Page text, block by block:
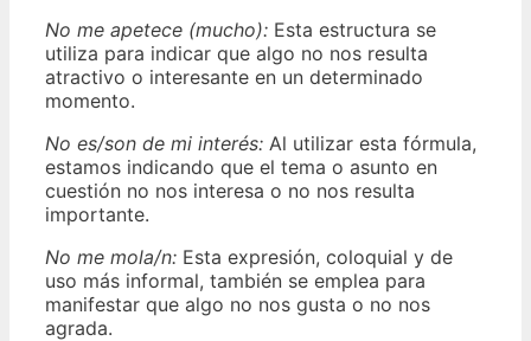
No me apetece (mucho): Esta estructura se
utiliza para indicar que algo no nos resulta
atractivo o interesante en un determinado
momento.
No es/son de mi interés: Al utilizar esta fórmula,
estamos indicando que el tema o asunto en
cuestión no nos interesa o no nos resulta
importante.
No me mola/n: Esta expresión, coloquial y de
uso más informal, también se emplea para
manifestar que algo no nos gusta o no nos
agrada.